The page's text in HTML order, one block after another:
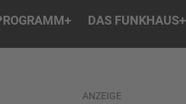
+ DAS FUNKHAUS+
ANZEIGE